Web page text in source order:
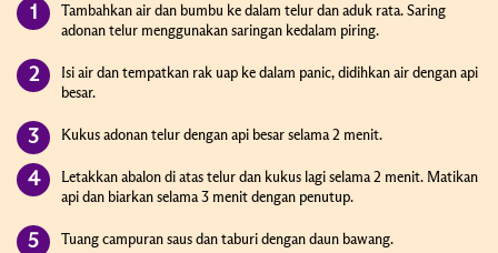
Tambahkan air dan bumbu ke dalam telur dan aduk rata. Saring
adonan telur menggunakan saringan kedalam piring.
Isi air dan tempatkan rak uap ke dalam panic, didihkan air dengan api
besar.
Kukus adonan telur dengan api besar selama 2 menit.
Letakkan abalon di atas telur dan kukus lagi selama 2 menit. Matikan
api dan biarkan selama 3 menit dengan penutup.
Tuang campuran saus dan taburi dengan daun bawang.